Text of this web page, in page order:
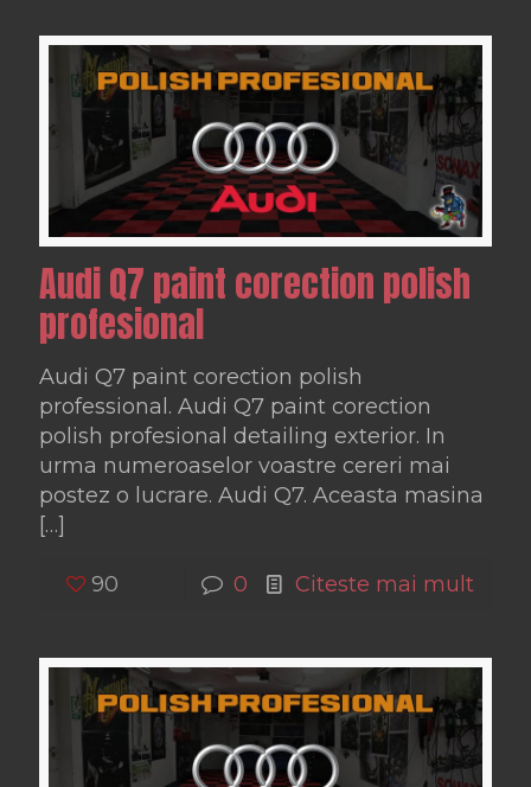
Audi Q7 paint corection polish
profesional
Audi Q7 paint corection polish
professional. Audi Q7 paint corection
polish profesional detailing exterior. In
urma numeroaselor voastre cereri mai
postez o lucrare. Audi Q7. Aceasta masina
[…]
90 0 Citeste mai mult